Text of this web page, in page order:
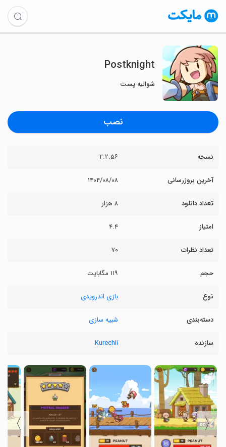
Postknight
شوالیه پست
نصب
نسخه ۲.۲.۵۶
آخرین بروزرسانی ۱۴۰۴/۰۸/۰۸
تعداد دانلود ۸ هزار
امتیاز ۴.۴
تعداد نظرات ۷۰
حجم ۱۱۹ مگابایت
نوع بازی اندرویدی
دسته‌بندی شبیه سازی
سازنده Kurechii
〈
〉